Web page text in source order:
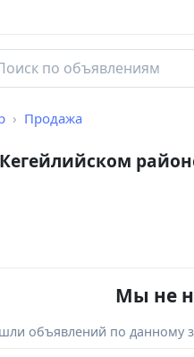
Продажа
Мы не
объявлений по данному